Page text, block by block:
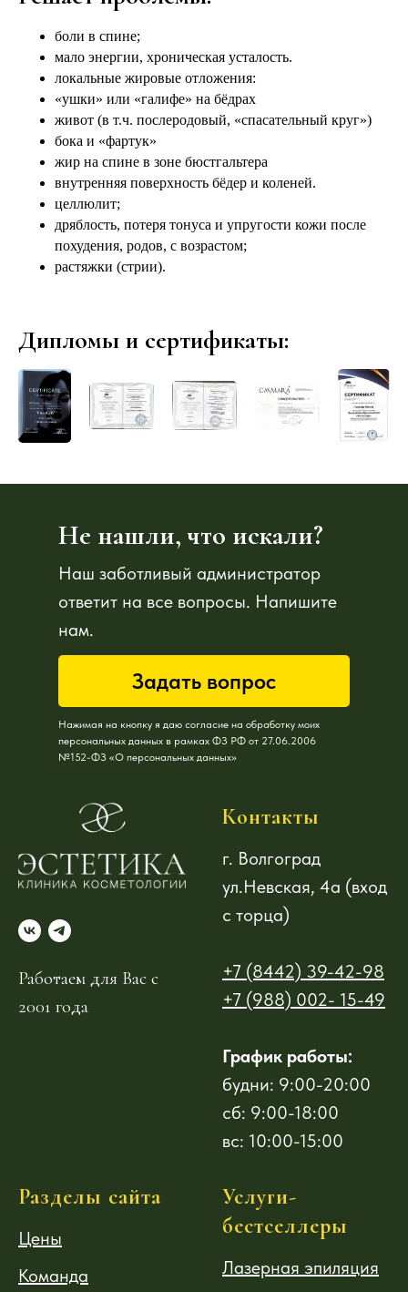
боли в спине;
мало энергии, хроническая усталость.
локальные жировые отложения:
«ушки» или «галифе» на бёдрах
живот (в т.ч. послеродовый, «спасательный круг»)
бока и «фартук»
жир на спине в зоне бюстгальтера
внутренняя поверхность бёдер и коленей.
целлюлит;
дряблость, потеря тонуса и упругости кожи после
похудения, родов, с возрастом;
растяжки (стрии).
Дипломы и сертификаты:
Не нашли, что искали?
Наш заботливый администратор
ответит на все вопросы. Напишите
нам.
Задать вопрос
Нажимая на кнопку я даю согласие на обработку моих
персональных данных в рамках ФЗ РФ от 27.06.2006
№152-ФЗ «О персональных данных»
Работаем для Вас с
2001 года
Контакты
г. Волгоград
ул.Невская, 4а (вход
с торца)
+7 (8442) 39-42-98
+7 (988) 002- 15-49
График работы:
будни: 9:00-20:00
сб: 9:00-18:00
вс: 10:00-15:00
Разделы сайта
Цены
Команда
Услуги-
бестселлеры
Лазерная эпиляция